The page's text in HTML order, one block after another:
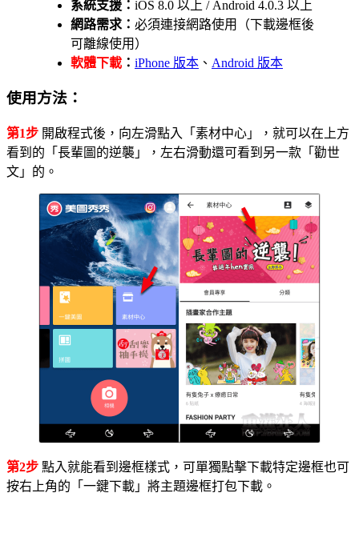
系統支援： iOS 8.0 以上 / Android 4.0.3 以上
網路需求： 必須連接網路使用（下載邊框後
可離線使用）
軟體下載 ： iPhone 版本 、 Android 版本
使用方法：
第1步 開啟程式後，向左滑點入「素材中心」，就可以在上方
看到的「長輩圖的逆襲」，左右滑動還可看到另一款「勸世
文」的。
第2步 點入就能看到邊框樣式，可單獨點擊下載特定邊框也可
按右上角的「一鍵下載」將主題邊框打包下載。